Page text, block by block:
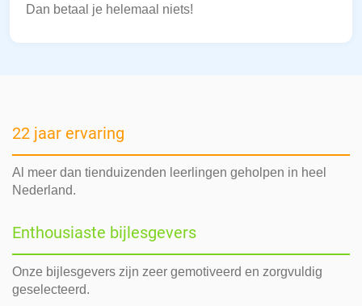
Dan betaal je helemaal niets!
22 jaar ervaring
Al meer dan tienduizenden leerlingen geholpen in heel
Nederland.
Enthousiaste bijlesgevers
Onze bijlesgevers zijn zeer gemotiveerd en zorgvuldig
geselecteerd.